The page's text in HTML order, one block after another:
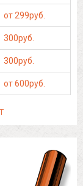
от 299руб.
300руб.
300руб.
от 600руб.